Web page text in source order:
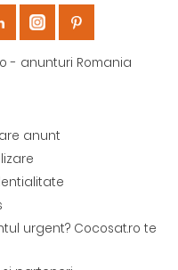
- anunturi Romania
anunt
urgent? Cocosat.ro te